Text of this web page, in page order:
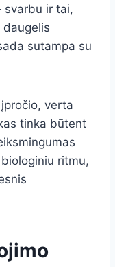
ir tai,
sutampa su
verta
tinka būtent
ritmu,